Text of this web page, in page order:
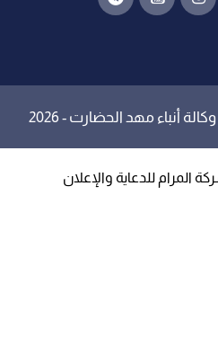
وكالة أنباء مهد الحضارت - 2026
المرام للدعاية والإعلان